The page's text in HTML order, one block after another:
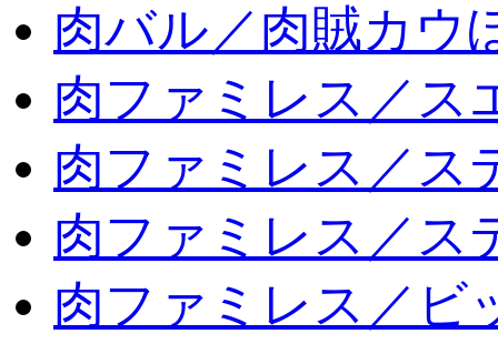
肉バル／肉賊カウ
肉ファミレス／ス
肉ファミレス／ス
肉ファミレス／ス
肉ファミレス／ビ